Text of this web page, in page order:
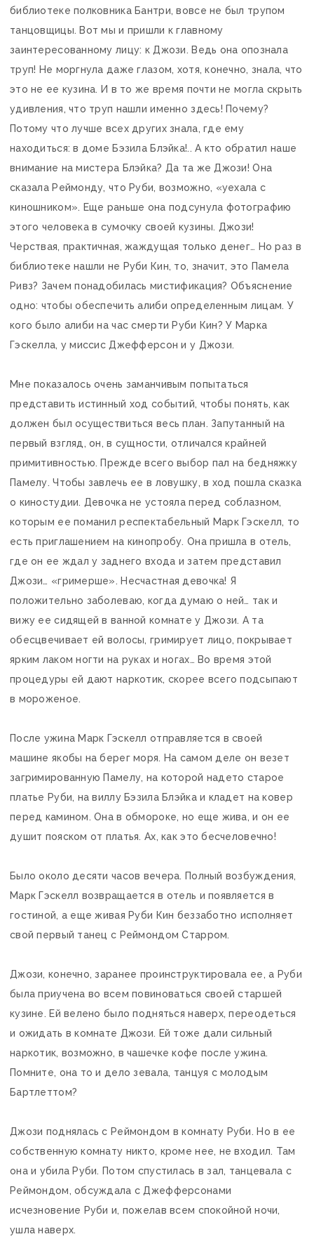
библиотеке полковника Бантри, вовсе не был трупом
танцовщицы. Вот мы и пришли к главному
заинтересованному лицу: к Джози. Ведь она опознала
труп! Не моргнула даже глазом, хотя, конечно, знала, что
это не ее кузина. И в то же время почти не могла скрыть
удивления, что труп нашли именно здесь! Почему?
Потому что лучше всех других знала, где ему
находиться: в доме Бэзила Блэйка!.. А кто обратил наше
внимание на мистера Блэйка? Да та же Джози! Она
сказала Реймонду, что Руби, возможно, «уехала с
киношником». Еще раньше она подсунула фотографию
этого человека в сумочку своей кузины. Джози!
Черствая, практичная, жаждущая только денег… Но раз в
библиотеке нашли не Руби Кин, то, значит, это Памела
Ривз? Зачем понадобилась мистификация? Объяснение
одно: чтобы обеспечить алиби определенным лицам. У
кого было алиби на час смерти Руби Кин? У Марка
Гэскелла, у миссис Джефферсон и у Джози.
Мне показалось очень заманчивым попытаться
представить истинный ход событий, чтобы понять, как
должен был осуществиться весь план. Запутанный на
первый взгляд, он, в сущности, отличался крайней
примитивностью. Прежде всего выбор пал на бедняжку
Памелу. Чтобы завлечь ее в ловушку, в ход пошла сказка
о киностудии. Девочка не устояла перед соблазном,
которым ее поманил респектабельный Марк Гэскелл, то
есть приглашением на кинопробу. Она пришла в отель,
где он ее ждал у заднего входа и затем представил
Джози… «гримерше». Несчастная девочка! Я
положительно заболеваю, когда думаю о ней… так и
вижу ее сидящей в ванной комнате у Джози. А та
обесцвечивает ей волосы, гримирует лицо, покрывает
ярким лаком ногти на руках и ногах… Во время этой
процедуры ей дают наркотик, скорее всего подсыпают
в мороженое.
После ужина Марк Гэскелл отправляется в своей
машине якобы на берег моря. На самом деле он везет
загримированную Памелу, на которой надето старое
платье Руби, на виллу Бэзила Блэйка и кладет на ковер
перед камином. Она в обмороке, но еще жива, и он ее
душит пояском от платья. Ах, как это бесчеловечно!
Было около десяти часов вечера. Полный возбуждения,
Марк Гэскелл возвращается в отель и появляется в
гостиной, а еще живая Руби Кин беззаботно исполняет
свой первый танец с Реймондом Старром.
Джози, конечно, заранее проинструктировала ее, а Руби
была приучена во всем повиноваться своей старшей
кузине. Ей велено было подняться наверх, переодеться
и ожидать в комнате Джози. Ей тоже дали сильный
наркотик, возможно, в чашечке кофе после ужина.
Помните, она то и дело зевала, танцуя с молодым
Бартлеттом?
Джози поднялась с Реймондом в комнату Руби. Но в ее
собственную комнату никто, кроме нее, не входил. Там
она и убила Руби. Потом спустилась в зал, танцевала с
Реймондом, обсуждала с Джефферсонами
исчезновение Руби и, пожелав всем спокойной ночи,
ушла наверх.